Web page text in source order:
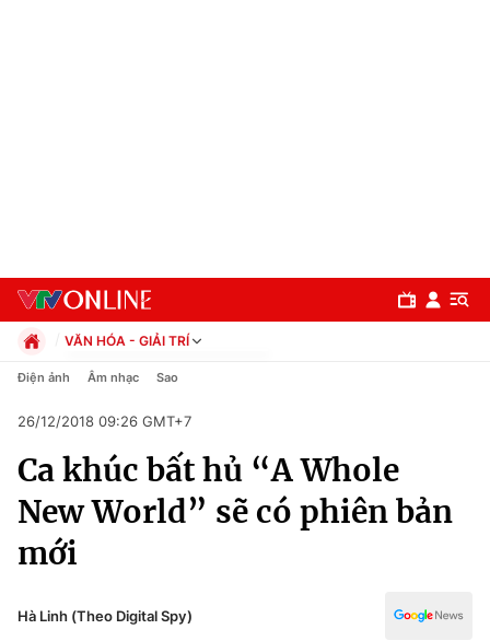
Chuyên mục
Chính trị
Xã hội
Pháp luật
VĂN HÓA - GIẢI TRÍ
Chính trị
Pháp luật
Kinh tế
Thể thao
Truyền hình
Văn hóa - Giải trí
Công nghệ
Điện ảnh Âm nhạc Sao
26/12/2018 09:26 GMT+7
Ca khúc bất hủ “A Whole
New World” sẽ có phiên bản
mới
Hà Linh (Theo Digital Spy)